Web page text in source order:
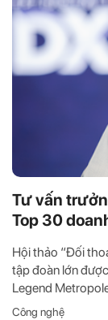
Tư vấn
Top 30
Hội thảo “Đối
tập đoàn lớn
Legend
Công nghệ